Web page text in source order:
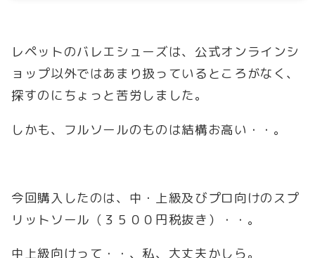
レペットのバレエシューズは、公式オンラインシ
ョップ以外ではあまり扱っているところがなく、
探すのにちょっと苦労しました。
しかも、フルソールのものは結構お高い・・。
今回購入したのは、中・上級及びプロ向けのスプ
リットソール（３５００円税抜き）・・。
中上級向けって・・、私、大丈夫かしら。